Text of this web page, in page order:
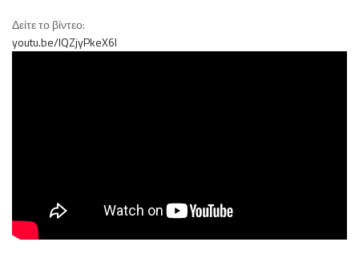
Δείτε το βίντεο:
youtu.be/IQZjyPkeX6I